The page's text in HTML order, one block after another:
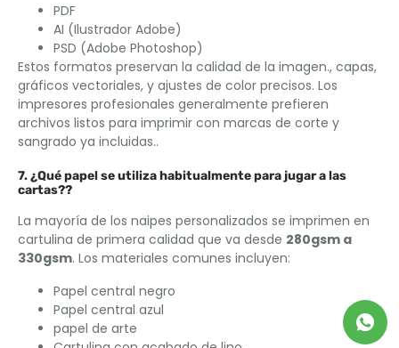
PDF
AI (Ilustrador Adobe)
PSD (Adobe Photoshop)
Estos formatos preservan la calidad de la imagen., capas,
gráficos vectoriales, y ajustes de color precisos. Los
impresores profesionales generalmente prefieren
archivos listos para imprimir con marcas de corte y
sangrado ya incluidas..
7. ¿Qué papel se utiliza habitualmente para jugar a las
cartas??
La mayoría de los naipes personalizados se imprimen en
cartulina de primera calidad que va desde 280gsm a
330gsm. Los materiales comunes incluyen:
Papel central negro
Papel central azul
papel de arte